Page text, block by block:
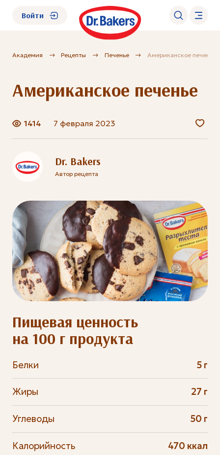
О нас
Каталог
Академия
Войти
Академия Рецепты Печенье Американское печенье
Американское печенье
1414 7 февраля 2023
Dr. Bakers
Автор рецепта
Пищевая ценность
на 100 г продукта
Белки 5 г
Жиры 27 г
Углеводы 50 г
Калорийность 470 ккал